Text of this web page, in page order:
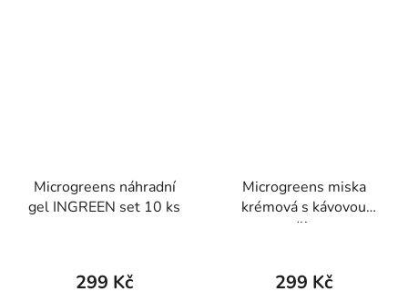
Microgreens náhradní
gel INGREEN set 10 ks
299 Kč
Microgreens miska
krémová s kávovou
sedlinou
299 Kč